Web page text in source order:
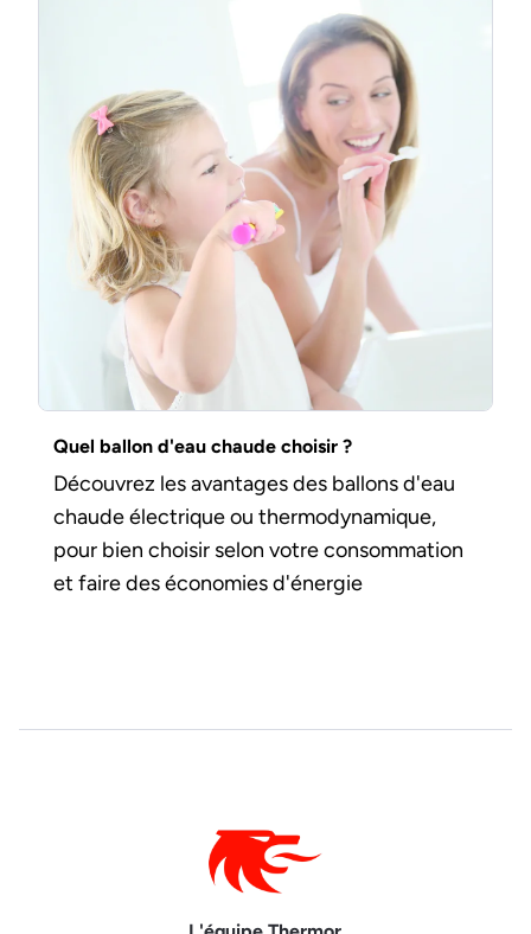
Quel ballon d'eau chaude choisir ?
Découvrez les avantages des ballons d'eau
chaude électrique ou thermodynamique,
pour bien choisir selon votre consommation
et faire des économies d'énergie